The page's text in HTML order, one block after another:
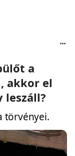
a
akkor el
leszáll?
törvényei.